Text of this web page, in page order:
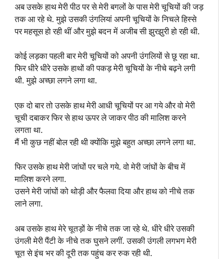
अब उसके हाथ मेरी पीठ पर से मेरी बगलों के पास मेरी चूचियों की जड़
तक आ रहे थे. मुझे उसकी उंगलियां अपनी चूचियों के निचले हिस्से
पर महसूस हो रही थीं और मुझे बदन में अजीब सी झुरझुरी हो रही थी.
कोई लड़का पहली बार मेरी चूचियों को अपनी उंगलियों से छू रहा था.
फिर धीरे धीरे उसके हाथों की पकड़ मेरी चूचियों के नीचे बढ़ने लगी
थी. मुझे अच्छा लगने लगा था.
एक दो बार तो उसके हाथ मेरी आधी चूचियों पर आ गये और वो मेरी
चूची दबाकर फिर से हाथ ऊपर ले जाकर पीठ की मालिश करने
लगता था.
मैं भी कुछ नहीं बोल रही थी क्योंकि मुझे बहुत अच्छा लगने लगा था.
फिर उसके हाथ मेरी जांघों पर चले गये. वो मेरी जांघों के बीच में
मालिश करने लगा.
उसने मेरी जांघों को थोड़ी और फैलवा दिया और हाथ को नीचे तक
लाने लगा.
अब उसके हाथ मेरे चूतड़ों के नीचे तक जा रहे थे. धीरे धीरे उसकी
उंगली मेरी पैंटी के नीचे तक घुसने लगीं. उसकी उंगली लगभग मेरी
चूत से इंच भर की दूरी तक पहुंच कर रुक रही थी.